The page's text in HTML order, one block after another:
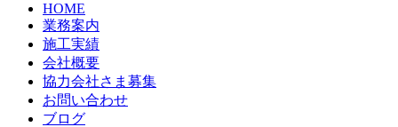
HOME
業務案内
施工実績
会社概要
協力会社さま募集
お問い合わせ
ブログ